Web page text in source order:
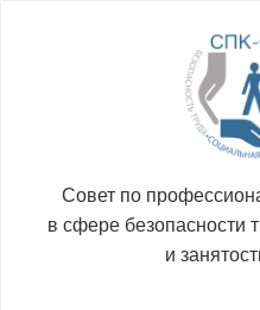
Совет по
в сфере безопасности
и